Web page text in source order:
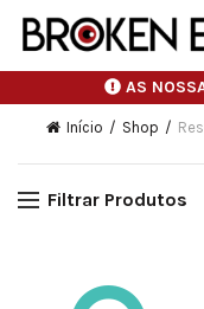
AS
Início Shop
Filtrar Produtos